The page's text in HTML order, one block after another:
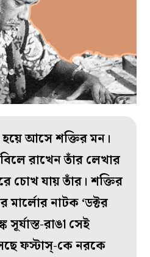
হয়ে আসে শক্তির মন।
রাখেন তাঁর লেখার
চোখ যায় তাঁর। শক্তির
মার্লোর নাটক ‘ডক্টর
রাঙা সেই
ফস্টাস্‌-কে নরকে